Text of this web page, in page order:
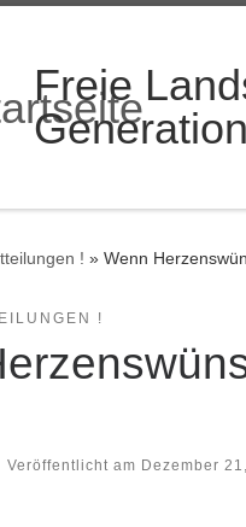
Freie
! » Wenn
!
Veröffentlicht am Dezember